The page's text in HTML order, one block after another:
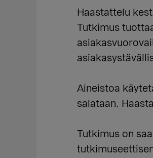
Haastattelu
Tutkimus
Aineistoa
salataan.
Tutkimus on